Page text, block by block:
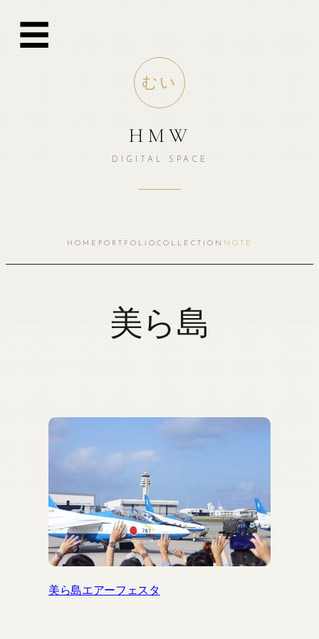
☰
むい
HMW
DIGITAL SPACE
HOME PORTFOLIO COLLECTION NOTE
美ら島
美ら島エアーフェスタ